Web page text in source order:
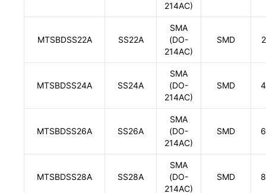
214AC)
MTSBDSS22A SS22A
SMA
(DO-
214AC)
SMD
MTSBDSS24A SS24A
SMA
(DO-
214AC)
SMD
MTSBDSS26A SS26A
SMA
(DO-
214AC)
SMD
MTSBDSS28A SS28A
SMA
(DO-
214AC)
SMD